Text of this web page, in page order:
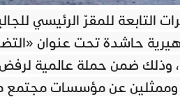
التابعة للمقرّ الرئيسي
حاشدة تحت عنوان
وذلك ضمن حملة عالمية
وممثلين عن مؤسسات مجتمع